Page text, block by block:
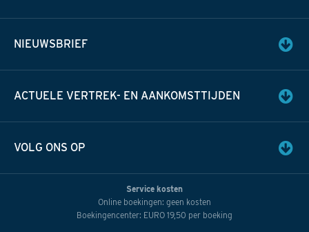
NIEUWSBRIEF
ACTUELE VERTREK- EN AANKOMSTTIJDEN
VOLG ONS OP
Service kosten
Online boekingen: geen kosten
Boekingencenter: EURO 19,50 per boeking